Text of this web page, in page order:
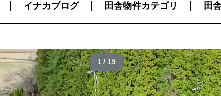
イナカブログ 田舎物件カテゴリ 田
1 / 19